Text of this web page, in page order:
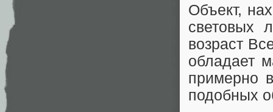
Объект,
световых
возраст
обладает
примерно
подобных